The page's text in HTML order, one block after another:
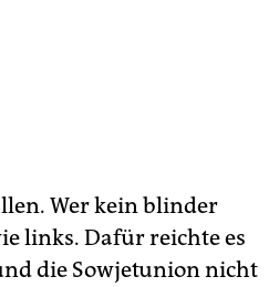
Wer kein blinder
links. Dafür reichte es
die Sowjetunion nicht